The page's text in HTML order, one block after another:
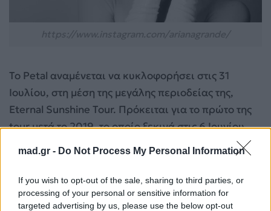
mad.gr - Do Not Process My Personal Information
If you wish to opt-out of the sale, sharing to third parties, or
processing of your personal or sensitive information for
targeted advertising by us, please use the below opt-out
Το Petal αναμένεται να κυκλοφορήσει στις 31
Ιουλίου, στη μέση της μεγάλης περιοδείας της,
Eternal Sunshine Tour. Πρόκειται για το πρώτο της
tour μετά το 2019, το οποίο ξεκινά στις 6 Ιουνίου
περιλαμβάνει 41 σταθμούς σε Βόρεια Αμερική και
Ευρώπη, ολοκληρώνοντας τον κύκλο του με 10
sold-out συναυλίες στο London O2 Arena.